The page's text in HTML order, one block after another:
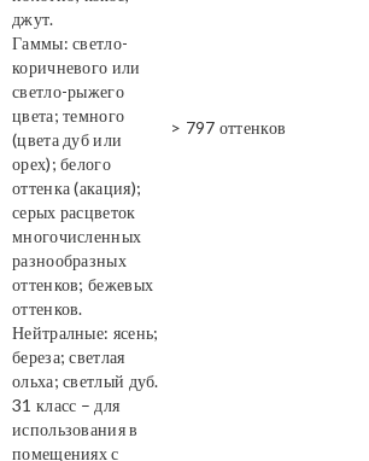
джут.
Гаммы: светло-
коричневого или
светло-рыжего
цвета; темного
(цвета дуб или
орех); белого
оттенка (акация);
серых расцветок
многочисленных
разнообразных
оттенков; бежевых
оттенков.
Нейтралные: ясень;
береза; светлая
ольха; светлый дуб.
> 797 оттенков
31 класс – для
использования в
помещениях с